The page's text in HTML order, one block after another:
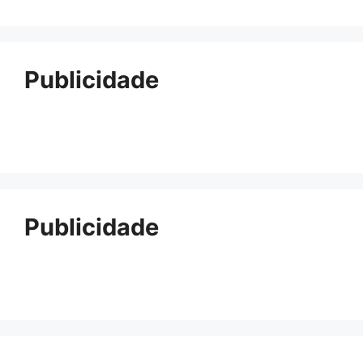
Publicidade
Publicidade